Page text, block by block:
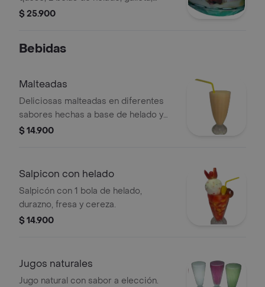
cereza, durazno, fresa.
$ 25.900
Bebidas
Malteadas
Deliciosas malteadas en diferentes
sabores hechas a base de helado y
crema de leche artesanal.
$ 14.900
Salpicon con helado
Salpicón con 1 bola de helado,
durazno, fresa y cereza.
$ 14.900
Jugos naturales
Jugo natural con sabor a elección.